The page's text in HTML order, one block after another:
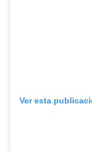
Ver esta